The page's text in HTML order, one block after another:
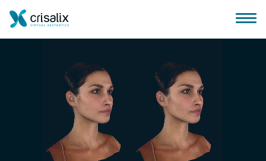
Cerrah ana sayfası
3D İş Platformu